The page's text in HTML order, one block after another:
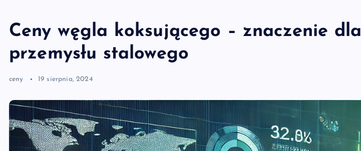
Ceny węgla koksującego – znaczenie dla
przemysłu stalowego
ceny 19 sierpnia, 2024